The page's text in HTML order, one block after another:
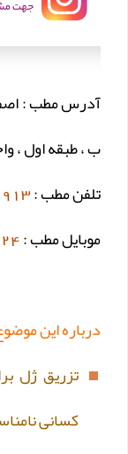
آدرس مطب :
ب ، طبقه اول ،
تلفن مطب :031
موبایل مطب :
درباره این
تزریق ژل
کسانی